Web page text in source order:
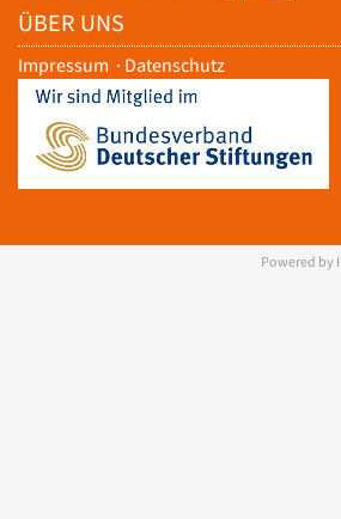
ÜBER UNS
Impressum · Datenschutz
Powered by